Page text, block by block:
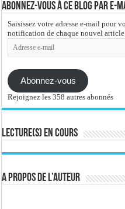
Abonnez-vous à ce blog par e-
Saisissez votre adresse e-mail pour
notification de chaque nouvel
Adresse
e-
Abonnez-vous
Rejoignez les 358 autres abonnés
Lecture(s) en cours
A propos de l’auteur